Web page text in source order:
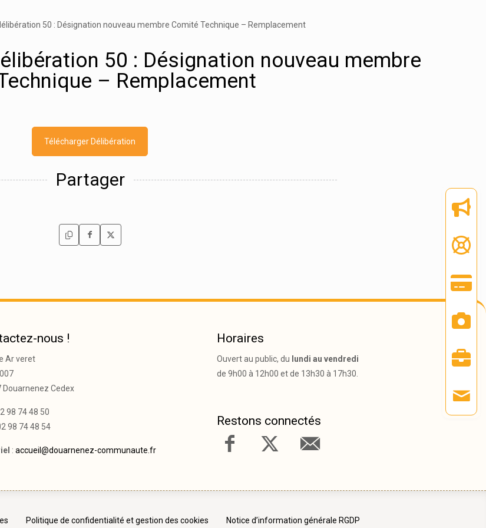
50 : Désignation nouveau membre Comité Technique – Remplacement
50 : Désignation nouveau membre
– Remplacement
Télécharger Délibération
Partager
nous !
Ar veret
Douarnenez Cedex
98 74 48 50
98 74 48 54
: accueil@douarnenez-communaute.fr
Horaires
Ouvert au public, du lundi au vendredi
de 9h00 à 12h00 et de 13h30 à 17h30.
Restons connectés
Politique de confidentialité et gestion des cookies Notice d’information générale RGDP